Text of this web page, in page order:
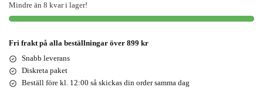
Mindre än 8 kvar i lager!
Fri frakt på alla beställningar över 899 kr
Snabb leverans
Diskreta paket
Beställ före kl. 12:00 så skickas din order samma dag